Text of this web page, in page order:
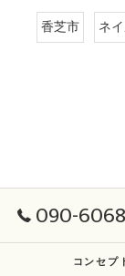
香芝市 ネ
090-
コンセプ